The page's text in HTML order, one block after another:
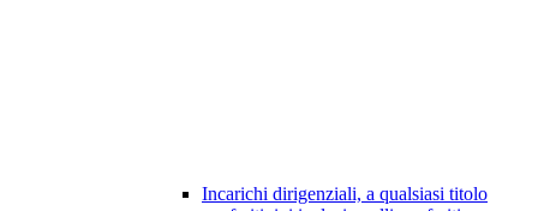
Incarichi dirigenziali, a qualsiasi titolo